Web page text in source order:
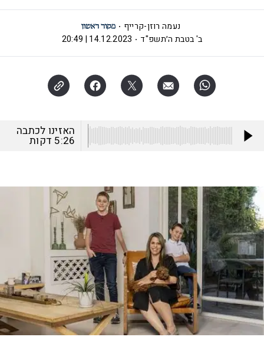
נעמה רוזן-קרייף
ב' בטבת ה׳תשפ"ד
14.12.2023 | 20:49
האזינו לכתבה
5:26 דקות